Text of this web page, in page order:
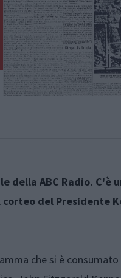
della ABC Radio. C'è
del Presidente
che si è consumato